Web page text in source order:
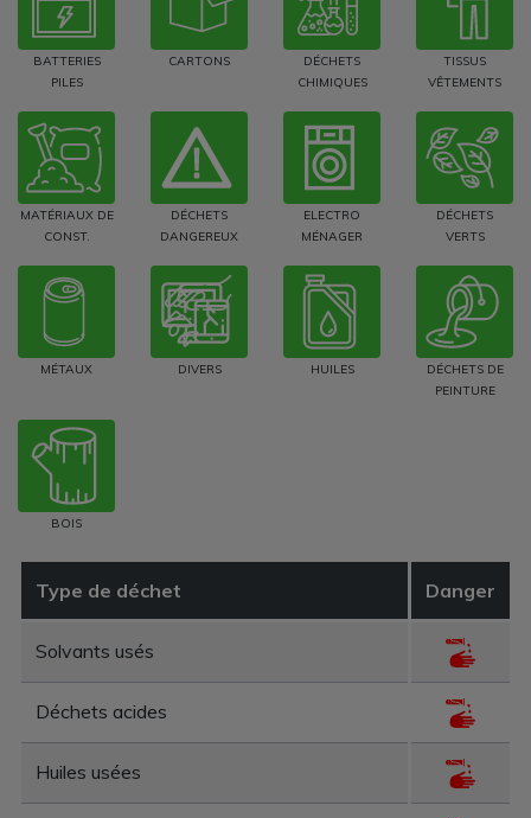
BATTERIES
PILES
CARTONS
DÉCHETS
CHIMIQUES
TISSUS
VÊTEMENTS
MATÉRIAUX DE
CONST.
DÉCHETS
DANGEREUX
ELECTRO
MÉNAGER
DÉCHETS
VERTS
MÉTAUX DIVERS HUILES
DÉCHETS DE
PEINTURE
BOIS
Type de déchet Danger
Solvants usés
Déchets acides
Huiles usées